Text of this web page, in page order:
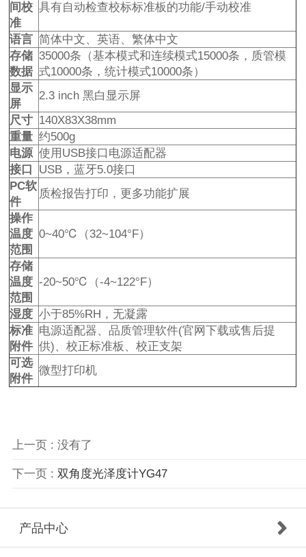
间校
准
具有自动检查校标标准板的功能/手动校准
语言 简体中文、英语、繁体中文
存储
数据
35000条（基本模式和连续模式15000条，质管模
式10000条，统计模式10000条）
显示
屏
2.3 inch 黑白显示屏
尺寸 140X83X38mm
重量 约500g
电源 使用USB接口电源适配器
接口
USB，蓝牙5.0接口
PC软
件
质检报告打印，更多功能扩展
操作
温度
范围
0~40℃（32~104°F）
存储
温度
范围
-20~50℃（-4~122°F）
湿度 小于85%RH，无凝露
标准
附件
电源适配器、品质管理软件(官网下载或售后提
供)、校正标准板、校正支架
可选
附件
微型打印机
上一页 : 没有了
下一页 : 双角度光泽度计YG47
产品中心